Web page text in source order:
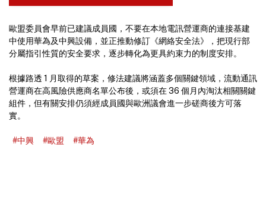
歐盟委員會早前已建議成員國，不要在本地電訊營運商的連接基建
中使用華為及中興設備，並正推動修訂《網絡安全法》，把現行部
分屬指引性質的安全要求，逐步轉化為更具約束力的制度安排。
根據路透 1 月取得的草案，修法建議將涵蓋多個關鍵領域，流動通訊
營運商在高風險供應商名單公布後，或須在 36 個月內淘汰相關關鍵
組件，但有關安排仍須經成員國與歐洲議會進一步磋商後方可落
實。
#中興 #歐盟 #華為